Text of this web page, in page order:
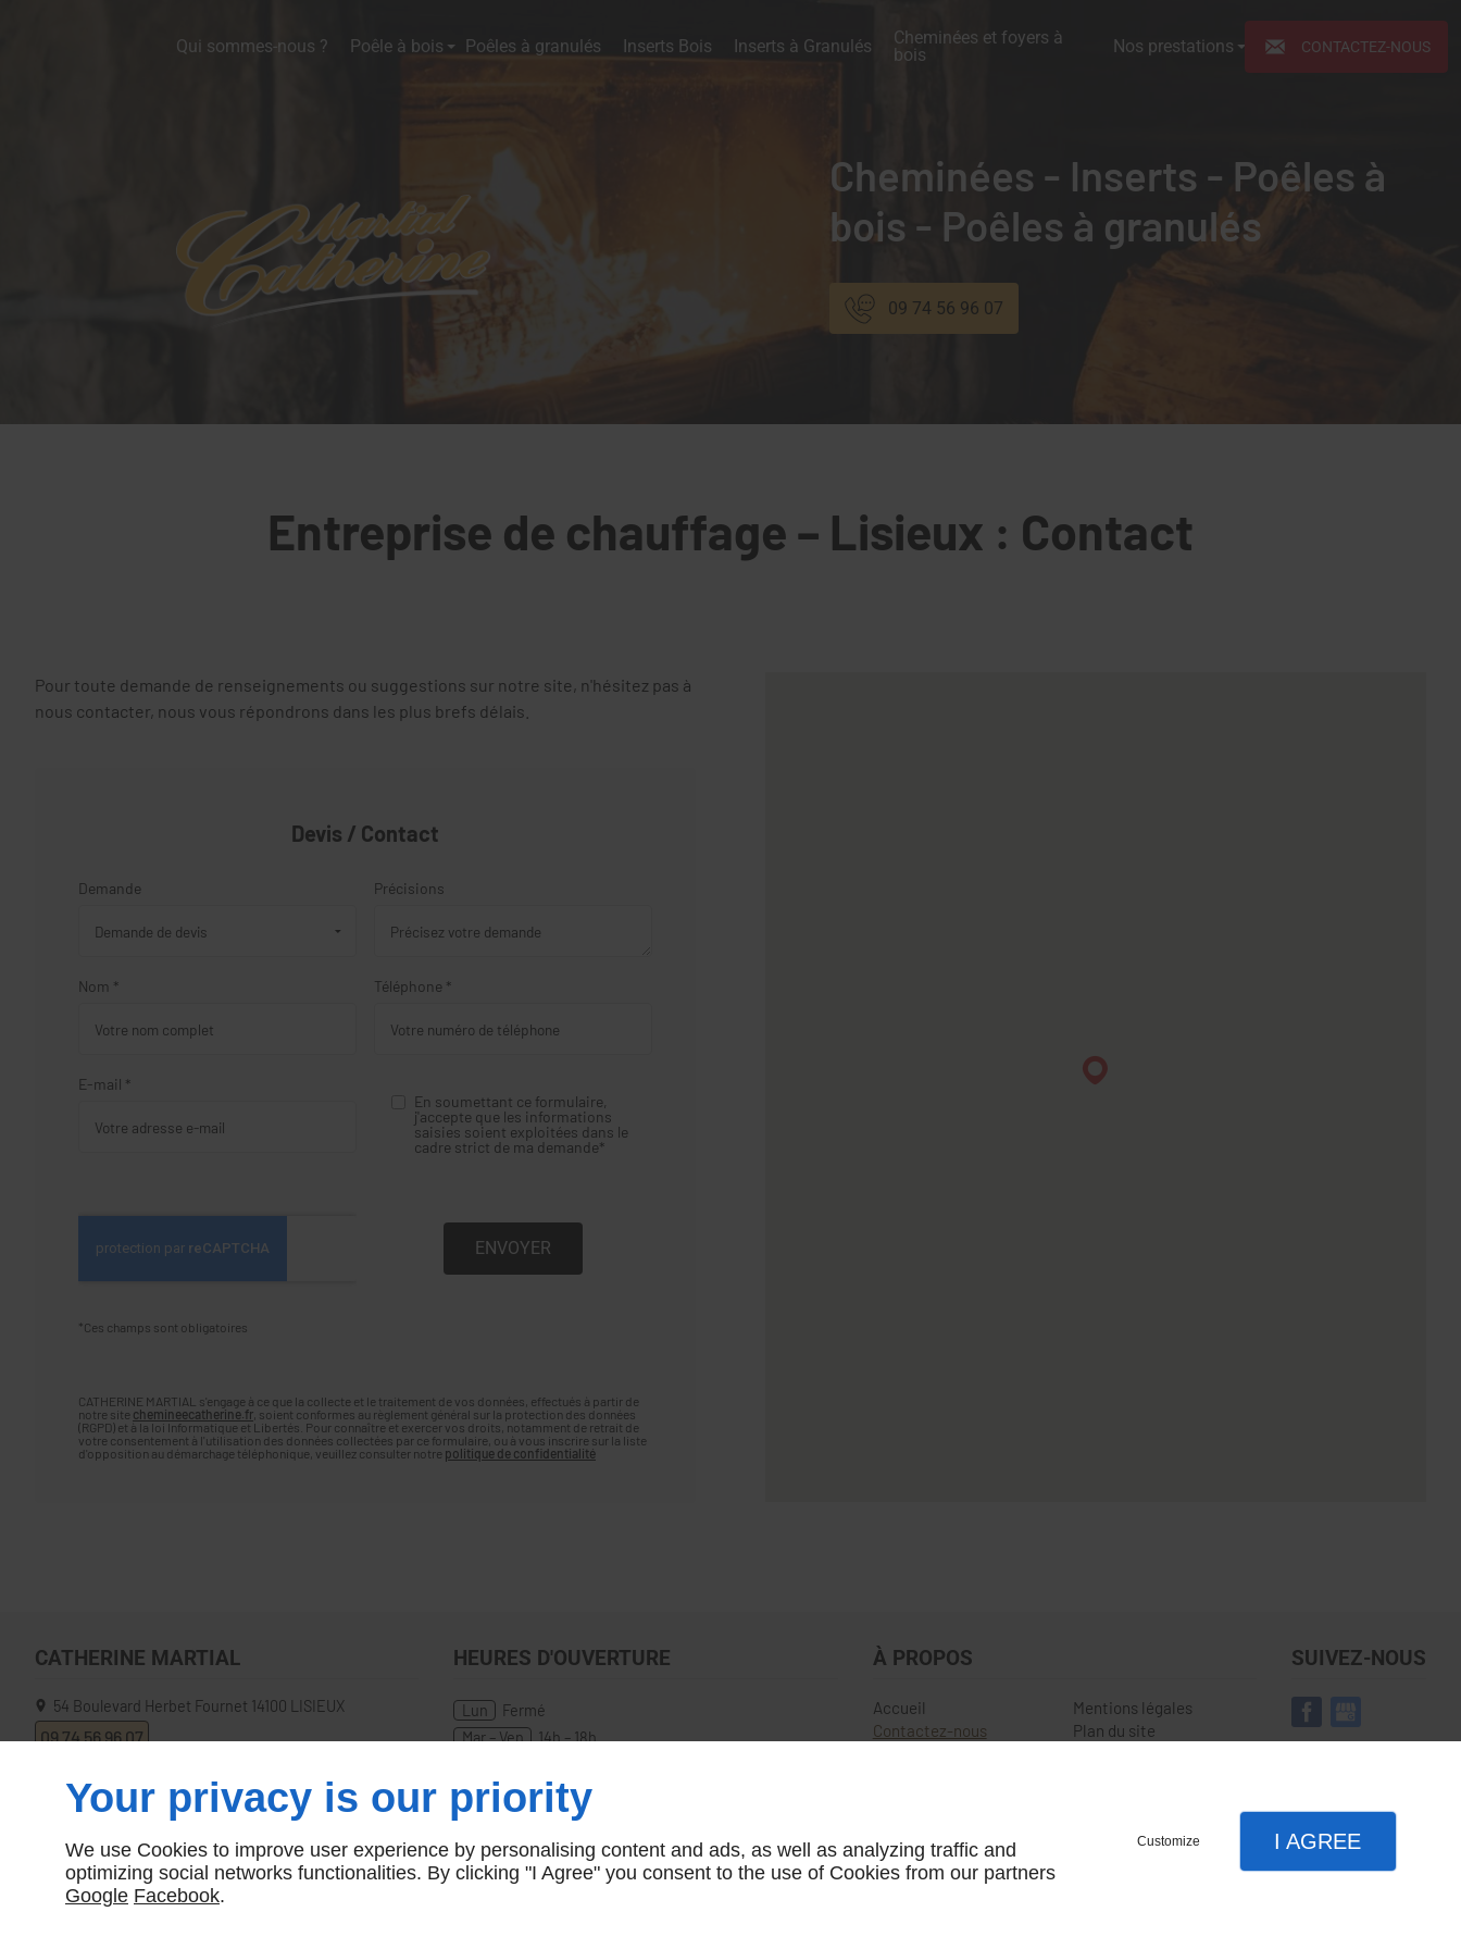
Cheminées - Inserts - Poêles à
bois - Poêles à granulés
09 74 56 96 07
Qui sommes-nous ? Poêle à bois Poêles à granulés Inserts Bois Inserts à Granulés
Cheminées et foyers à
bois
Nos prestations CONTACTEZ-NOUS
Entreprise de chauffage – Lisieux : Contact
Pour toute demande de renseignements ou suggestions sur notre site, n'hésitez pas à
nous contacter, nous vous répondrons dans les plus brefs délais.
Devis / Contact
Demande Précisions
Nom * Téléphone *
E-mail *
En soumettant ce formulaire,
j'accepte que les informations
saisies soient exploitées dans le
cadre strict de ma demande*
*Ces champs sont obligatoires
CATHERINE MARTIAL s'engage à ce que la collecte et le traitement de vos données, effectués à partir de
notre site chemineecatherine.fr , soient conformes au règlement général sur la protection des données
(RGPD) et à la loi Informatique et Libertés. Pour connaître et exercer vos droits, notamment de retrait de
votre consentement à l'utilisation des données collectées par ce formulaire, ou à vous inscrire sur la liste
d'opposition au démarchage téléphonique, veuillez consulter notre politique de confidentialité
CATHERINE MARTIAL
54 Boulevard Herbet Fournet 14100 LISIEUX
09 74 56 96 07
HEURES D'OUVERTURE
Lun
Fermé
Mar – Ven
14h – 18h
À PROPOS
Accueil
Contactez-nous
Mentions légales
Plan du site
SUIVEZ-NOUS
Your privacy is our priority
We use Cookies to improve user experience by personalising content and ads, as well as analyzing traffic and
optimizing social networks functionalities. By clicking "I Agree" you consent to the use of Cookies from our partners
Google Facebook.
Customize I AGREE